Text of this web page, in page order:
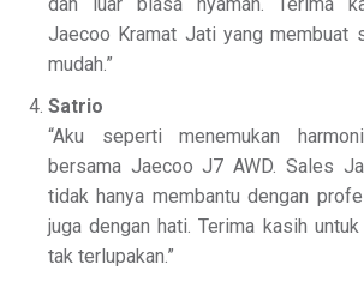
Jaecoo Kramat Jati yang membuat
mudah.”
Satrio
“Aku seperti menemukan
bersama Jaecoo J7 AWD. Sales
tidak hanya membantu dengan
juga dengan hati. Terima kasih
tak terlupakan.”